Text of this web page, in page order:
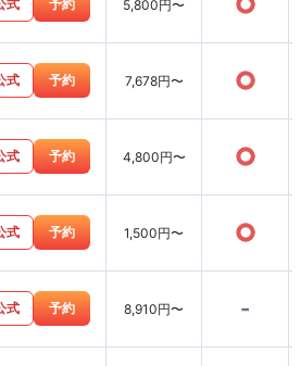
式 予約 5,800円〜
式 予約 7,678円〜 ○
式 予約 4,800円〜 ○
式 予約 1,500円〜 ○
式 予約 8,910円〜 -